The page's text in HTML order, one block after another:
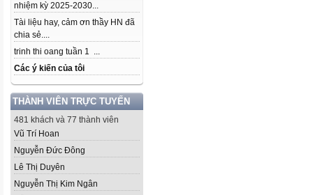
nhiệm kỳ 2025-2030...
Tài liệu hay, cảm ơn thầy HN đã
chia sẻ....
trinh thi oang tuần 1 ...
Các ý kiến của tôi
THÀNH VIÊN TRỰC TUYẾN
481 khách và 77 thành viên
Vũ Trí Hoan
Nguyễn Đức Đông
Lê Thị Duyên
Nguyễn Thị Kim Ngân